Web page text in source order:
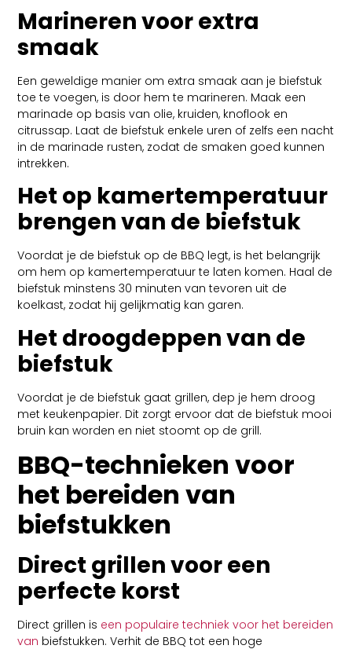
Marineren voor extra
smaak
Een geweldige manier om extra smaak aan je biefstuk
toe te voegen, is door hem te marineren. Maak een
marinade op basis van olie, kruiden, knoflook en
citrussap. Laat de biefstuk enkele uren of zelfs een nacht
in de marinade rusten, zodat de smaken goed kunnen
intrekken.
Het op kamertemperatuur
brengen van de biefstuk
Voordat je de biefstuk op de BBQ legt, is het belangrijk
om hem op kamertemperatuur te laten komen. Haal de
biefstuk minstens 30 minuten van tevoren uit de
koelkast, zodat hij gelijkmatig kan garen.
Het droogdeppen van de
biefstuk
Voordat je de biefstuk gaat grillen, dep je hem droog
met keukenpapier. Dit zorgt ervoor dat de biefstuk mooi
bruin kan worden en niet stoomt op de grill.
BBQ-technieken voor
het bereiden van
biefstukken
Direct grillen voor een
perfecte korst
Direct grillen is een populaire techniek voor het bereiden
van biefstukken. Verhit de BBQ tot een hoge